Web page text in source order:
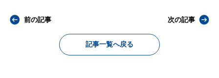
前の記事
記事一覧へ戻る
次の記事